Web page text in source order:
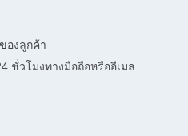
องลูกค้า
ชั่วโมงทางมือถือหรืออีเมล